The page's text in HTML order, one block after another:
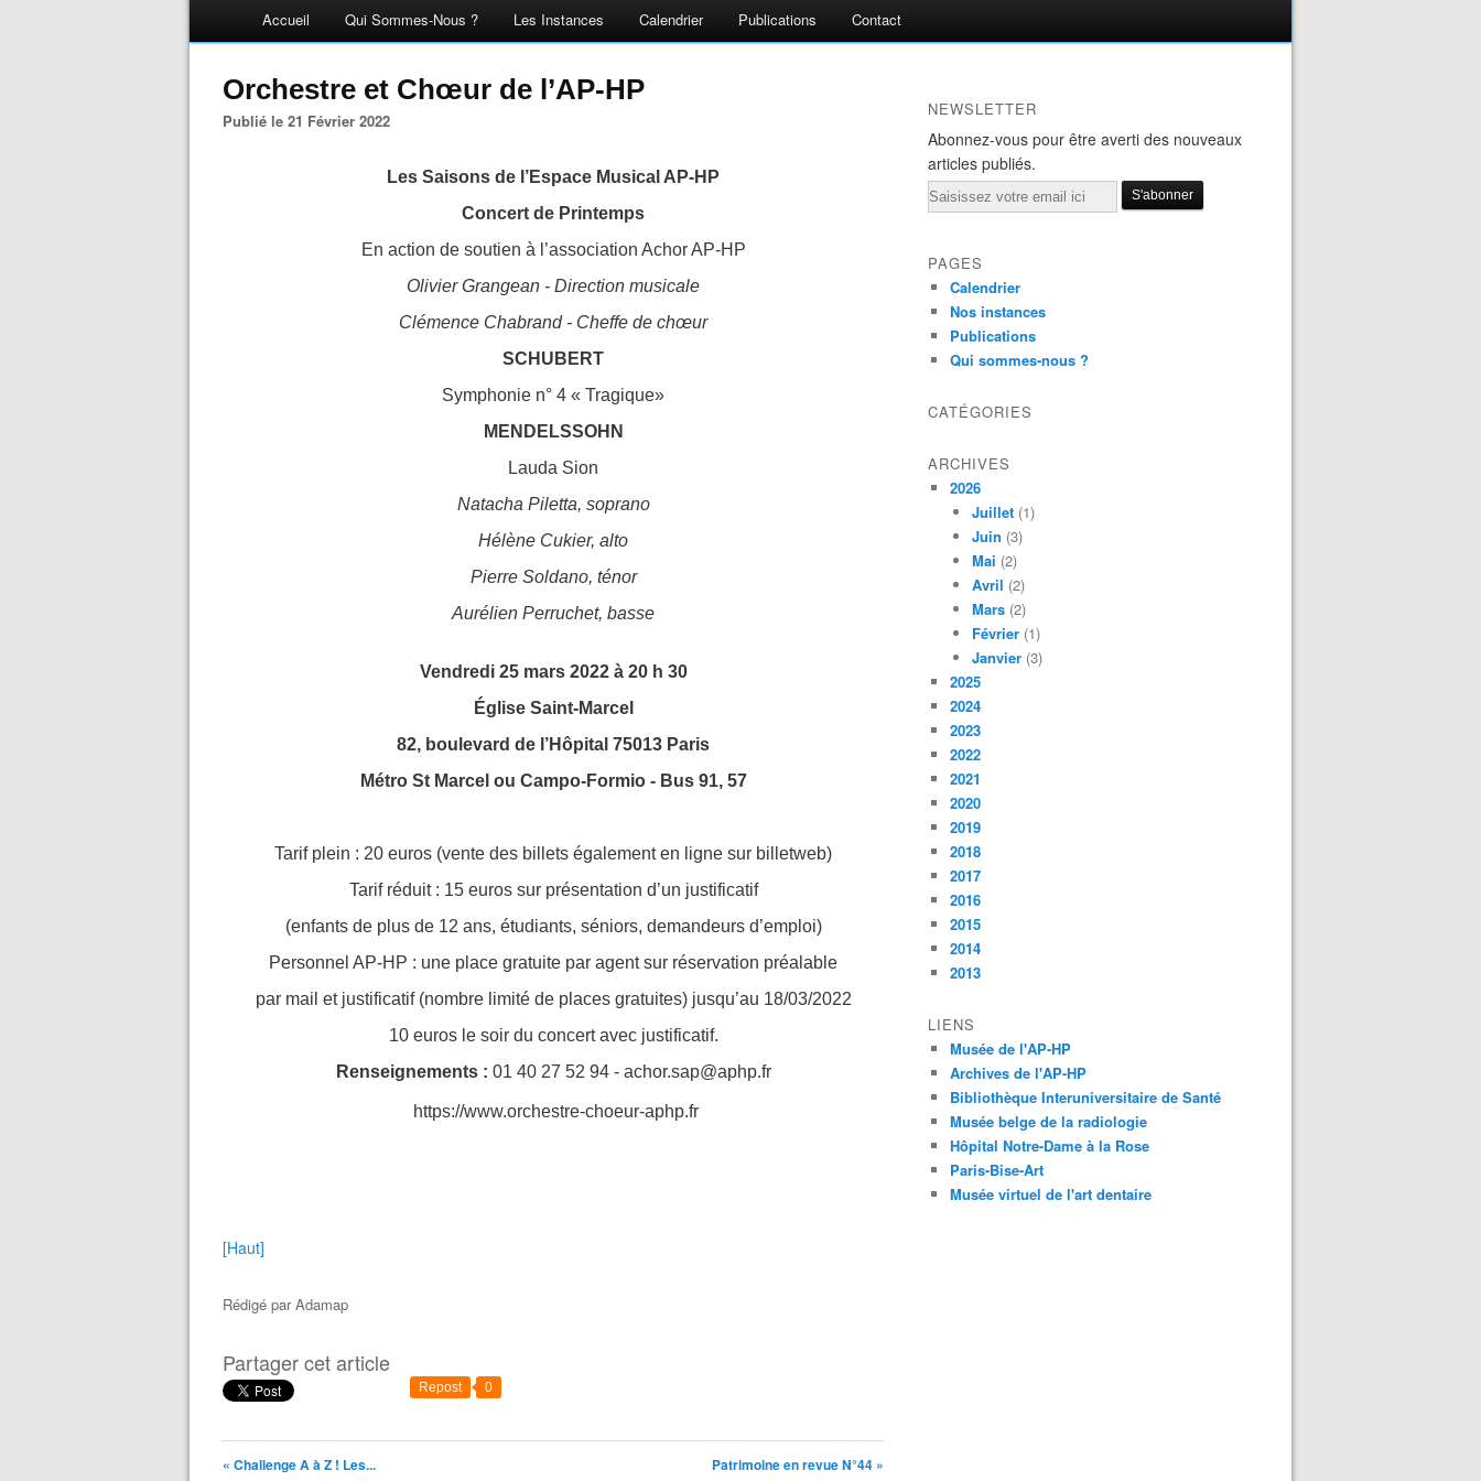
Accueil Qui Sommes-Nous ? Les Instances Calendrier Publications Contact
Orchestre et Chœur de l’AP-HP
Publié le 21 Février 2022
Les Saisons de l’Espace Musical AP-HP
Concert de Printemps
En action de soutien à l’association Achor AP-HP
Olivier Grangean - Direction musicale
Clémence Chabrand - Cheffe de chœur
SCHUBERT
Symphonie n° 4 « Tragique»
MENDELSSOHN
Lauda Sion
Natacha Piletta, soprano
Hélène Cukier, alto
Pierre Soldano, ténor
Aurélien Perruchet, basse
Vendredi 25 mars 2022 à 20 h 30
Église Saint-Marcel
82, boulevard de l’Hôpital 75013 Paris
Métro St Marcel ou Campo-Formio - Bus 91, 57
Tarif plein : 20 euros (vente des billets également en ligne sur billetweb)
Tarif réduit : 15 euros sur présentation d’un justificatif
(enfants de plus de 12 ans, étudiants, séniors, demandeurs d’emploi)
Personnel AP-HP : une place gratuite par agent sur réservation préalable
par mail et justificatif (nombre limité de places gratuites) jusqu’au 18/03/2022
10 euros le soir du concert avec justificatif.
Renseignements : 01 40 27 52 94 - achor.sap@aphp.fr
https://www.orchestre-choeur-aphp.fr
[Haut]
Rédigé parAdamap
Partager cet article
Repost 0
« Challenge A à Z ! Les... Patrimoine en revue N°44 »
NEWSLETTER
Abonnez-vous pour être averti des nouveaux
articles publiés.
Email
PAGES
Calendrier
Nos instances
Publications
Qui sommes-nous ?
CATÉGORIES
ARCHIVES
2026
Juillet (1)
Juin (3)
Mai (2)
Avril (2)
Mars (2)
Février (1)
Janvier (3)
2025
2024
2023
2022
2021
2020
2019
2018
2017
2016
2015
2014
2013
LIENS
Musée de l'AP-HP
Archives de l'AP-HP
Bibliothèque Interuniversitaire de Santé
Musée belge de la radiologie
Hôpital Notre-Dame à la Rose
Paris-Bise-Art
Musée virtuel de l'art dentaire